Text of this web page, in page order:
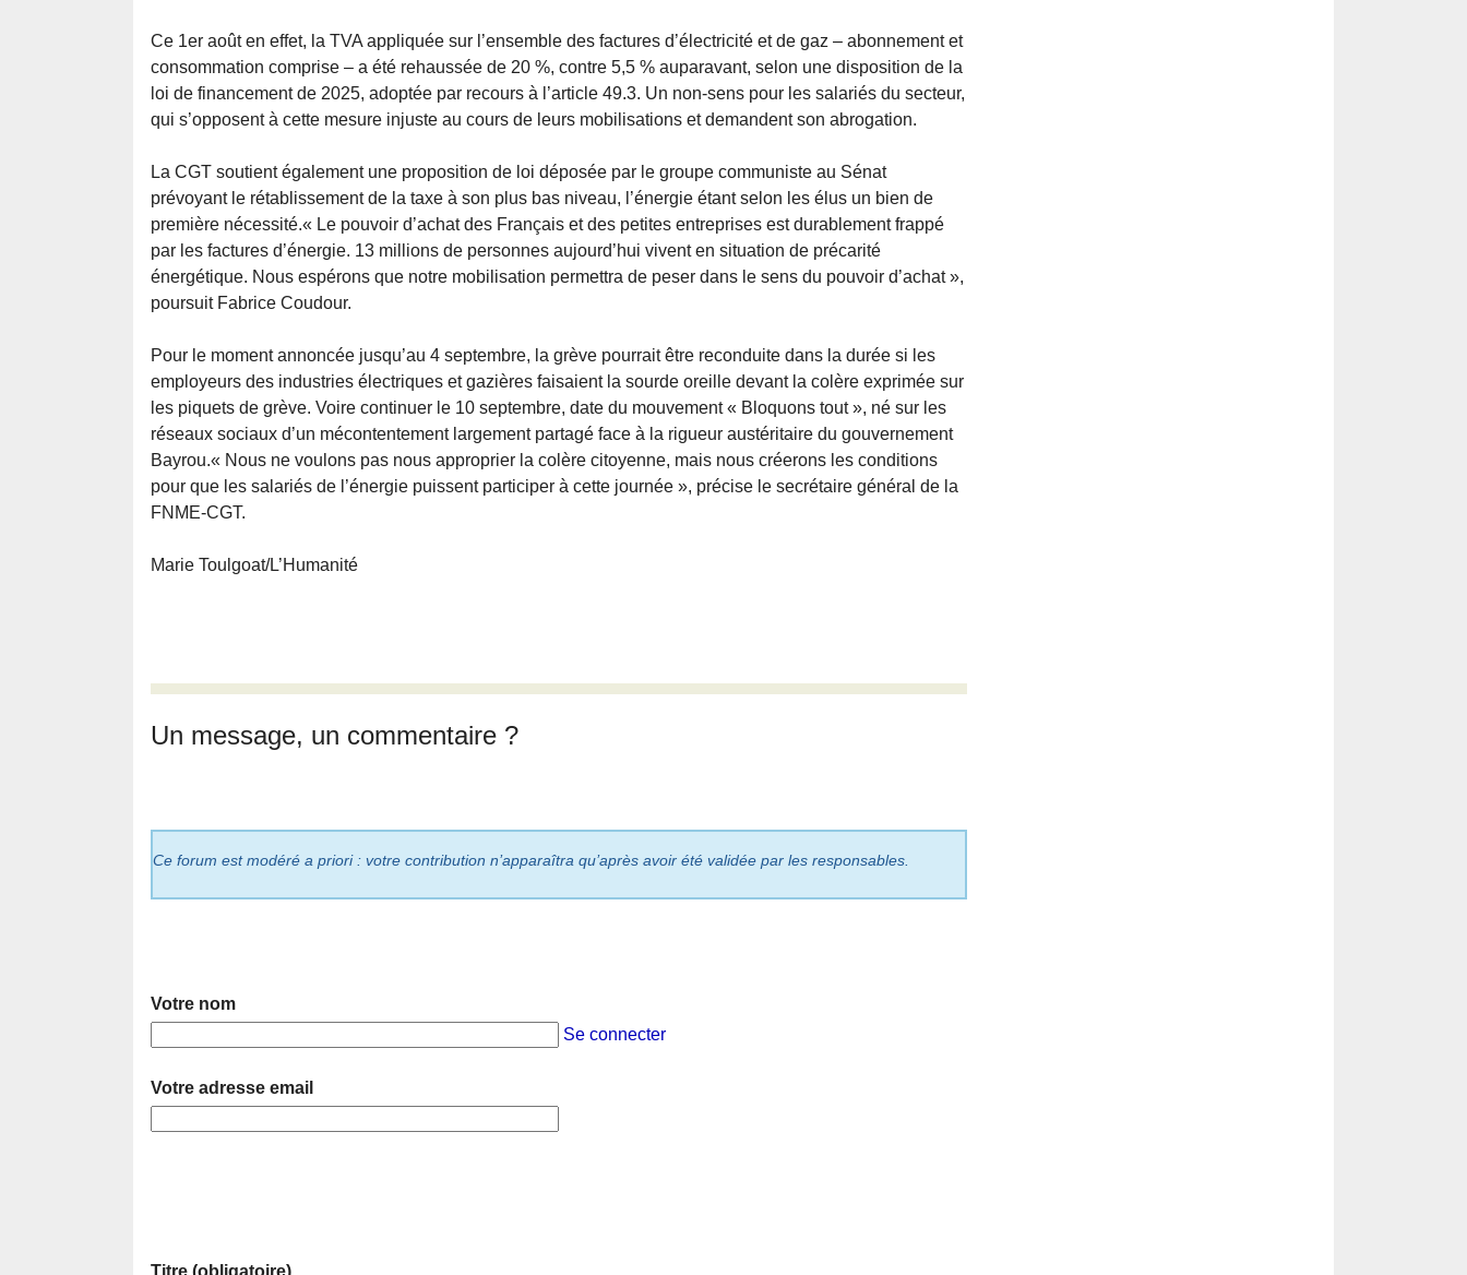
Ce 1er août en effet, la TVA appliquée sur l’ensemble des factures d’électricité et de gaz – abonnement et
consommation comprise – a été rehaussée de 20 %, contre 5,5 % auparavant, selon une disposition de la
loi de financement de 2025, adoptée par recours à l’article 49.3. Un non-sens pour les salariés du secteur,
qui s’opposent à cette mesure injuste au cours de leurs mobilisations et demandent son abrogation.
La CGT soutient également une proposition de loi déposée par le groupe communiste au Sénat
prévoyant le rétablissement de la taxe à son plus bas niveau, l’énergie étant selon les élus un bien de
première nécessité.« Le pouvoir d’achat des Français et des petites entreprises est durablement frappé
par les factures d’énergie. 13 millions de personnes aujourd’hui vivent en situation de précarité
énergétique. Nous espérons que notre mobilisation permettra de peser dans le sens du pouvoir d’achat »,
poursuit Fabrice Coudour.
Pour le moment annoncée jusqu’au 4 septembre, la grève pourrait être reconduite dans la durée si les
employeurs des industries électriques et gazières faisaient la sourde oreille devant la colère exprimée sur
les piquets de grève. Voire continuer le 10 septembre, date du mouvement « Bloquons tout », né sur les
réseaux sociaux d’un mécontentement largement partagé face à la rigueur austéritaire du gouvernement
Bayrou.« Nous ne voulons pas nous approprier la colère citoyenne, mais nous créerons les conditions
pour que les salariés de l’énergie puissent participer à cette journée », précise le secrétaire général de la
FNME-CGT.
Marie Toulgoat/L’Humanité
Un message, un commentaire ?
Ce forum est modéré a priori : votre contribution n’apparaîtra qu’après avoir été validée par les responsables.
Votre nom
Se connecter
Votre adresse email